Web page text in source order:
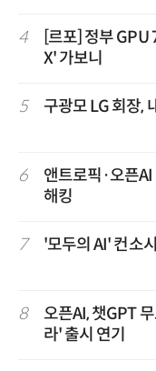
4
[르포] 정부
X' 가보니
5 구광모 LG 회장,
6
앤트로픽·오픈
해킹
7 '모두의 AI' 컨소
8
오픈AI, 챗GPT
라' 출시 연기